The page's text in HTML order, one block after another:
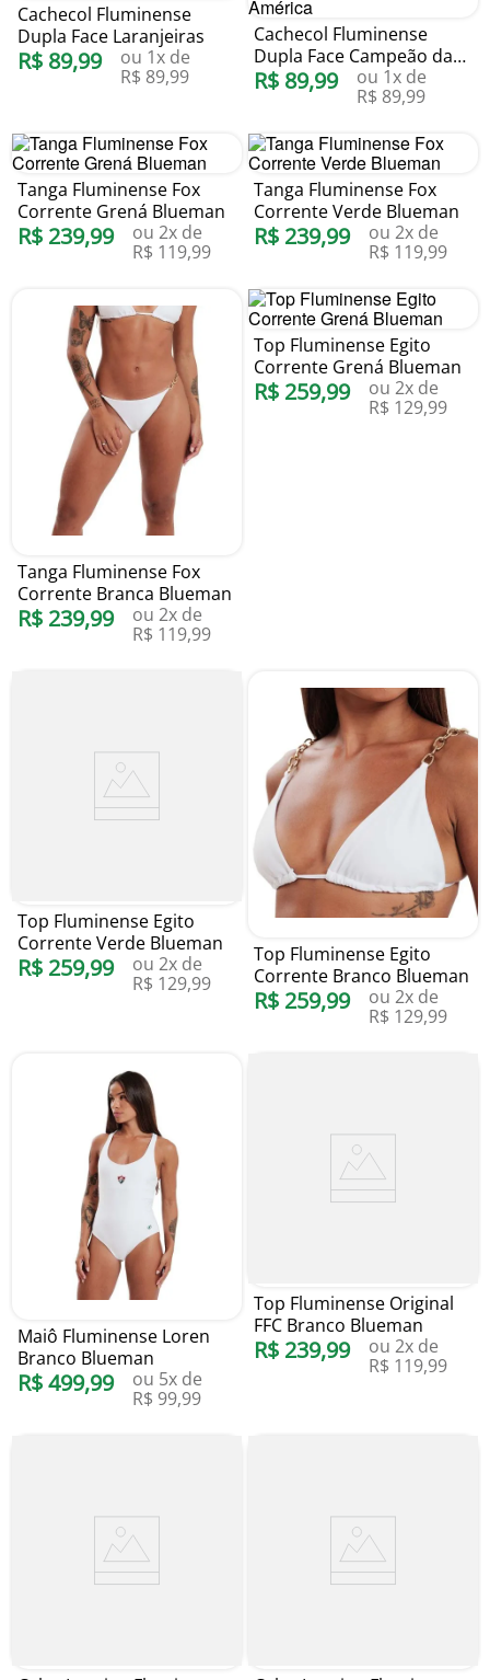
Cachecol Fluminense
Dupla Face Laranjeiras
R$ 89,99 ou 1x de
R$ 89,99
Cachecol Fluminense
Dupla Face Campeão da
América
R$ 89,99 ou 1x de
R$ 89,99
Tanga Fluminense Fox
Corrente Grená Blueman
R$ 239,99 ou 2x de
R$ 119,99
Tanga Fluminense Fox
Corrente Verde Blueman
R$ 239,99 ou 2x de
R$ 119,99
Tanga Fluminense Fox
Corrente Branca Blueman
R$ 239,99 ou 2x de
R$ 119,99
Top Fluminense Egito
Corrente Grená Blueman
R$ 259,99 ou 2x de
R$ 129,99
Top Fluminense Egito
Corrente Verde Blueman
R$ 259,99 ou 2x de
R$ 129,99
Top Fluminense Egito
Corrente Branco Blueman
R$ 259,99 ou 2x de
R$ 129,99
Maiô Fluminense Loren
Branco Blueman
R$499,99 ou 5x de
R$ 99,99
Top Fluminense Original
FFC Branco Blueman
R$ 239,99 ou 2x de
R$ 119,99